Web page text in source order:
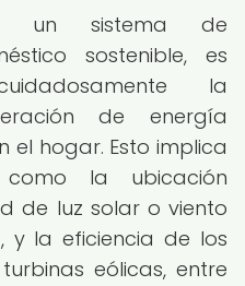
un sistema de
sostenible, es
la
de energía
el hogar. Esto implica
como la ubicación
de luz solar o viento
y la eficiencia de los
eólicas, entre